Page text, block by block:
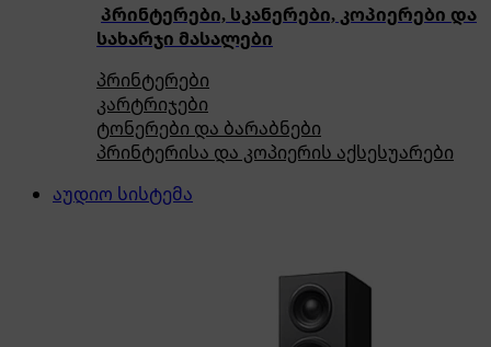
პრინტერები, სკანერები, კოპიერები და
სახარჯი მასალები
პრინტერები
კარტრიჯები
ტონერები და ბარაბნები
პრინტერისა და კოპიერის აქსესუარები
აუდიო სისტემა